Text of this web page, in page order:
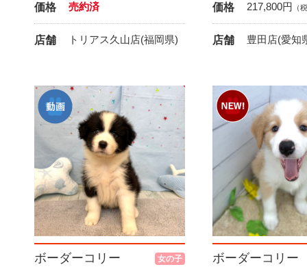
価格 売約済
店舗 トリアス久山店(福岡県)
価格 217,800円 （
店舗 豊田店(愛知
ボーダーコリー 女の子 ボーダーコリー